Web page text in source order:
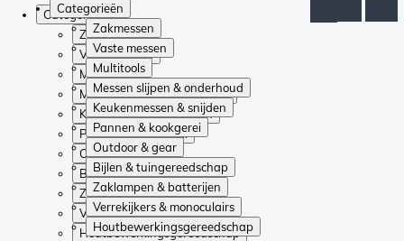
Categorieën
Zakmessen
Vaste messen
Multitools
Messen slijpen & onderhoud
Keukenmessen & snijden
Pannen & kookgerei
Outdoor & gear
Bijlen & tuingereedschap
Zaklampen & batterijen
Verrekijkers & monoculairs
Houtbewerkingsgereedschap
Categorieën
Zakmessen
Vaste messen
Multitools
Messen slijpen & onderhoud
Keukenmessen & snijden
Pannen & kookgerei
Outdoor & gear
Bijlen & tuingereedschap
Zaklampen & batterijen
Verrekijkers & monoculairs
Houtbewerkingsgereedschap